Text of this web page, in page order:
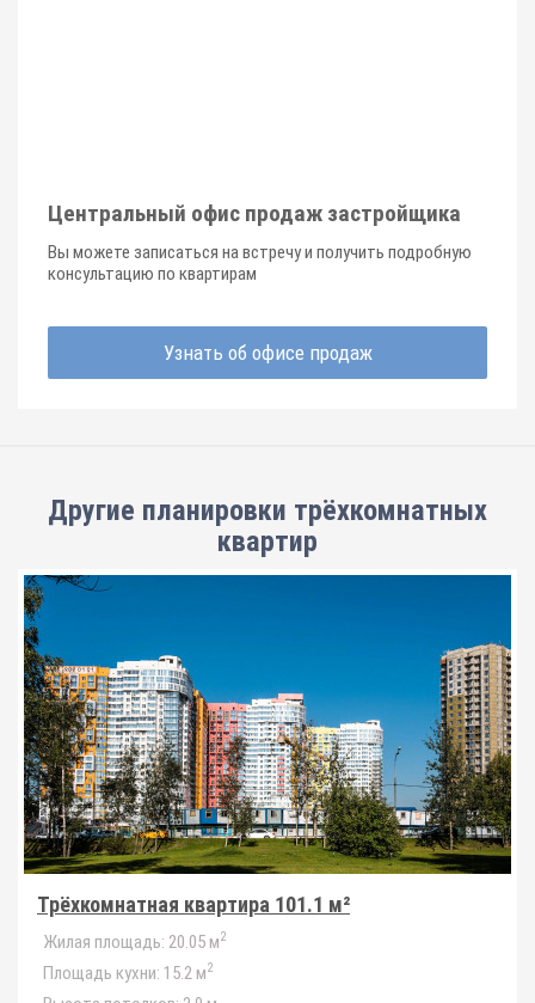
Центральный офис продаж застройщика
Вы можете записаться на встречу и получить подробную
консультацию по квартирам
Узнать об офисе продаж
Другие планировки трёхкомнатных
квартир
Трёхкомнатная квартира 101.1 м²
Жилая площадь: 20.05 м2
Площадь кухни: 15.2 м2